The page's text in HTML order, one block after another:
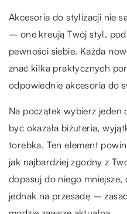
Akcesoria do stylizacji nie
– one kreują Twój styl,
pewności siebie. Każda
znać kilka praktycznych
odpowiednie akcesoria do
Na początek wybierz
być okazała biżuteria,
torebka. Ten element
jak najbardziej zgodny z
dopasuj do niego
jednak na przesadę –